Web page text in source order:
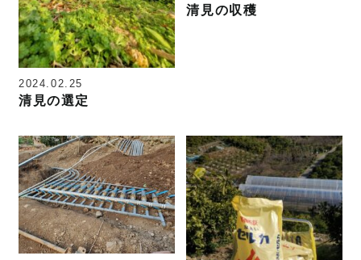
2024.02.25
清見の選定
清見の収穫